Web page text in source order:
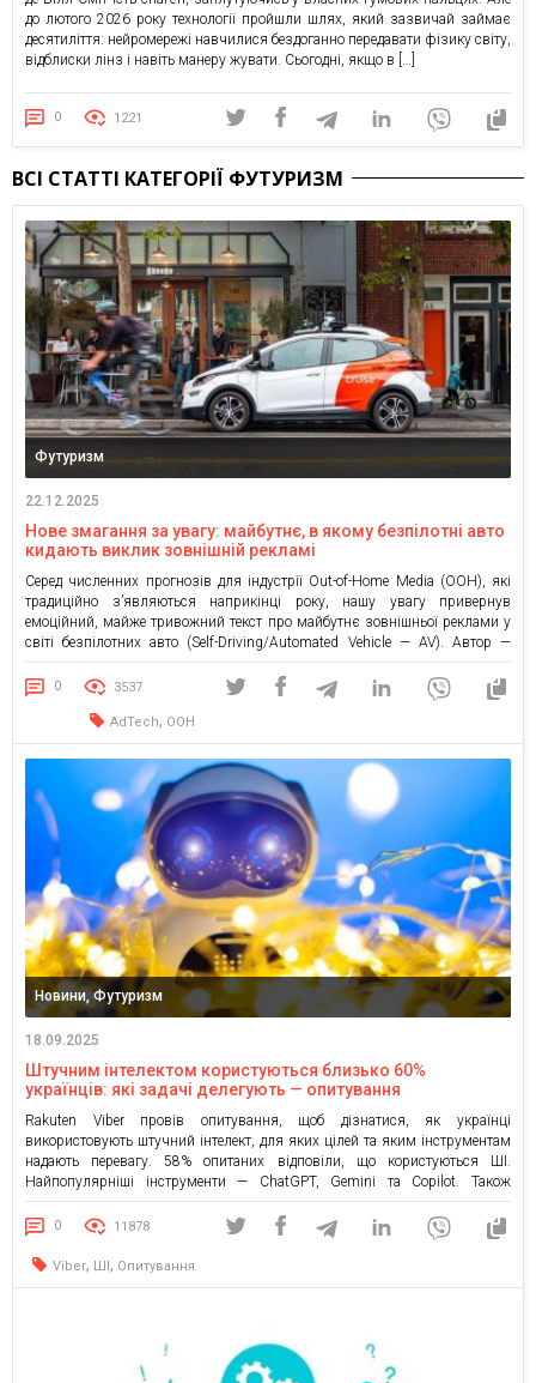
до лютого 2026 року технології пройшли шлях, який зазвичай займає
десятиліття: нейромережі навчилися бездоганно передавати фізику світу,
відблиски лінз і навіть манеру жувати. Сьогодні, якщо в […]
0 1221
ВСІ СТАТТІ КАТЕГОРІЇ ФУТУРИЗМ
Футуризм
22.12.2025
Нове змагання за увагу: майбутнє, в якому безпілотні авто
кидають виклик зовнішній рекламі
Серед численних прогнозів для індустрії Out-of-Home Media (OOH), які
традиційно з’являються наприкінці року, нашу увагу привернув
емоційний, майже тривожний текст про майбутнє зовнішньої реклами у
світі безпілотних авто (Self-Driving/Automated Vehicle — AV). Автор —
Брент Баєр, власник мережі рекламних конструкцій у США, заявляє:
Безпілотні/автоматизовані транспортні засоби — загроза для нашого
0 3537
AdTech, OOH
Новини, Футуризм
18.09.2025
Штучним інтелектом користуються близько 60%
українців: які задачі делегують — опитування
Rakuten Viber провів опитування, щоб дізнатися, як українці
використовують штучний інтелект, для яких цілей та яким інструментам
надають перевагу. 58% опитаних відповіли, що користуються ШІ.
Найпопулярніші інструменти — ChatGPT, Gemini та Copilot. Також
команда дізналась, що зупиняє респондентів від користування ШІ:
найчастіше це побоювання щодо безпеки та некорисні результати.
Rakuten Viber провів опитування серед українців […]
0 11878
Viber, ШІ , Опитування